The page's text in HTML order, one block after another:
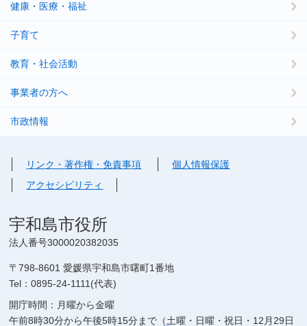
健康・医療・福祉
子育て
教育・社会活動
事業者の方へ
市政情報
リンク・著作権・免責事項
個人情報保護
アクセシビリティ
宇和島市役所
法人番号3000020382035
〒798-8601 愛媛県宇和島市曙町1番地
Tel：0895-24-1111(代表)
開庁時間：月曜から金曜
午前8時30分から午後5時15分まで（土曜・日曜・祝日・12月29日